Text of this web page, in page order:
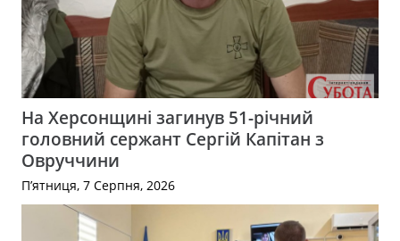
На Херсонщині загинув 51-річний
головний сержант Сергій Капітан з
Овруччини
П’ятниця, 7 Серпня, 2026